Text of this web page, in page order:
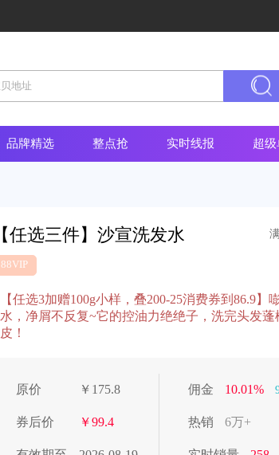
品牌精选 整点抢 实时线报 超
【任选三件】沙宣洗发水
88VIP
【任选3加赠100g小样，叠200-25消费券到86.9
水，净屑不反复~它的控油力绝绝子，洗完头发
皮！
原价 ￥ 175.8 佣金 10.01%
券后价 ￥99.4 热销 6万+